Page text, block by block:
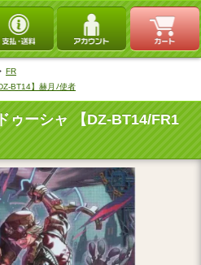
FR
BT14】赫月ﾉ使者
ゥーシャ 【DZ-BT14/FR1